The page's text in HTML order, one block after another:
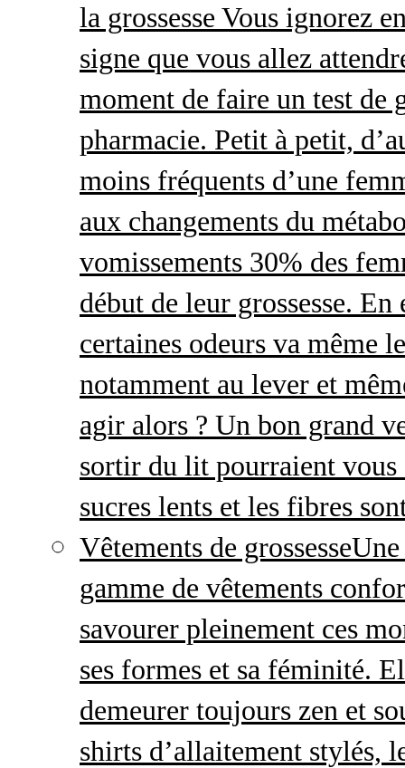
la grossesse Vous ignorez
signe que vous allez
moment de faire un test de
pharmacie. Petit à petit,
moins fréquents d’une
aux changements du
vomissements 30% des
début de leur grossesse.
certaines odeurs va même
notamment au lever et
agir alors ? Un bon grand
sortir du lit pourraient vous
sucres lents et les fibres
Vêtements de grossesseUne
gamme de vêtements
savourer pleinement ces
ses formes et sa féminité.
demeurer toujours zen et
shirts d’allaitement stylés,